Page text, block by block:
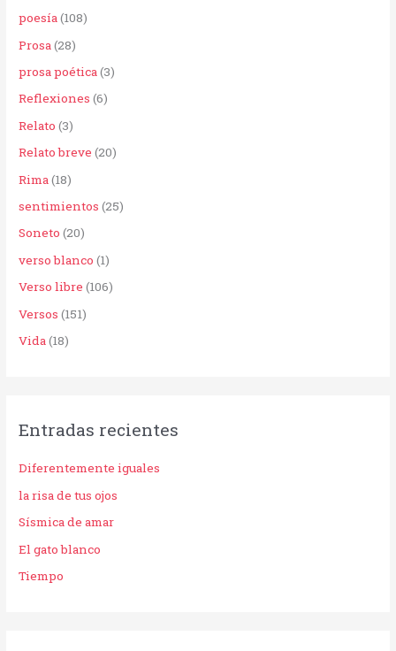
poesía(108)
Prosa(28)
prosa poética(3)
Reflexiones (6)
Relato (3)
Relato breve (20)
Rima(18)
sentimientos (25)
Soneto (20)
verso blanco (1)
Verso libre (106)
Versos (151)
Vida(18)
Entradas recientes
Diferentemente iguales
la risa de tus ojos
Sísmica de amar
El gato blanco
Tiempo